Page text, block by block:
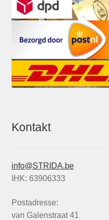
Kontakt
info@STRIDA.be
IHK: 63906333
Postadresse:
van Galenstraat 41